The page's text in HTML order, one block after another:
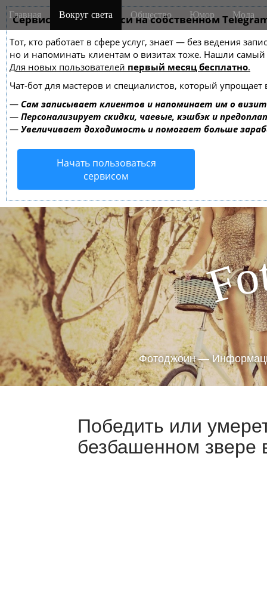
Сервис онлайн-записи на собственном
Тот, кто работает в сфере услуг, знает — без ведения
но и напоминать клиентам о визитах тоже. Нашли
Для новых пользователей первый месяц бесплатно.
Чат-бот для мастеров и специалистов, который упрощает
— Сам записывает клиентов и напоминает им о
— Персонализирует скидки, чаевые, кэшбэк и
— Увеличивает доходимость и помогает больше
Начать пользоваться
сервисом
M
a
n
m
e
n
u
i
Главная Вокруг света Общество Юмор Мода
Fo
Фотоджоин —
Победить или
безбашенном